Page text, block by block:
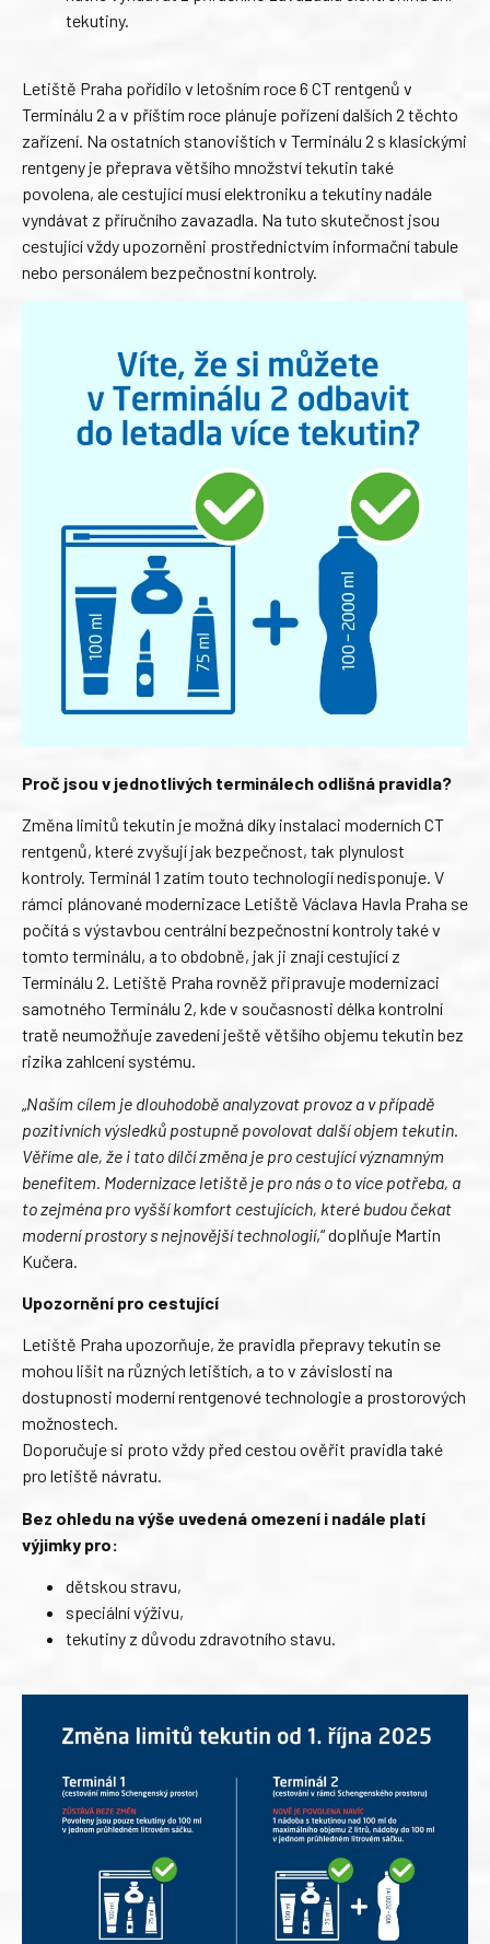
tekutiny.
Letiště Praha pořídilo v letošním roce 6 CT rentgenů v
Terminálu 2 a v příštím roce plánuje pořízení dalších 2 těchto
zařízení. Na ostatních stanovištích v Terminálu 2 s klasickými
rentgeny je přeprava většího množství tekutin také
povolena, ale cestující musí elektroniku a tekutiny nadále
vyndávat z příručního zavazadla. Na tuto skutečnost jsou
cestující vždy upozorněni prostřednictvím informační tabule
nebo personálem bezpečnostní kontroly.
Proč jsou v jednotlivých terminálech odlišná pravidla?
Změna limitů tekutin je možná díky instalaci moderních CT
rentgenů, které zvyšují jak bezpečnost, tak plynulost
kontroly. Terminál 1 zatím touto technologií nedisponuje. V
rámci plánované modernizace Letiště Václava Havla Praha se
počítá s výstavbou centrální bezpečnostní kontroly také v
tomto terminálu, a to obdobně, jak ji znají cestující z
Terminálu 2. Letiště Praha rovněž připravuje modernizaci
samotného Terminálu 2, kde v současnosti délka kontrolní
tratě neumožňuje zavedení ještě většího objemu tekutin bez
rizika zahlcení systému.
Naším cílem je dlouhodobě analyzovat provoz a v případě
pozitivních výsledků postupně povolovat další objem tekutin.
Věříme ale, že i tato dílčí změna je pro cestující významným
benefitem. Modernizace letiště je pro nás o to více potřeba, a
to zejména pro vyšší komfort cestujících, které budou čekat
moderní prostory s nejnovější technologií,“ doplňuje Martin
Kučera.
Upozornění pro cestující
Letiště Praha upozorňuje, že pravidla přepravy tekutin se
mohou lišit na různých letištích, a to v závislosti na
dostupnosti moderní rentgenové technologie a prostorových
možnostech.
Doporučuje si proto vždy před cestou ověřit pravidla také
pro letiště návratu.
Bez ohledu na výše uvedená omezení i nadále platí
výjimky pro:
dětskou stravu,
speciální výživu,
tekutiny z důvodu zdravotního stavu.